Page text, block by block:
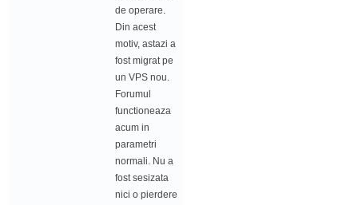
de operare.
Din acest
motiv, astazi a
fost migrat pe
un VPS nou.
Forumul
functioneaza
acum in
parametri
normali. Nu a
fost sesizata
nici o pierdere